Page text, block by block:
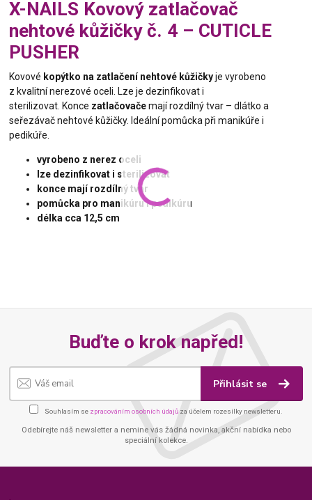
X-NAILS Kovový zatlačovač
nehtové kůžičky č. 4 – CUTICLE
PUSHER
Kovové kopýtko na zatlačení nehtové kůžičkyje vyrobeno
z kvalitní nerezové oceli. Lze je dezinfikovat i
sterilizovat. Konce zatlačovačemají rozdílný tvar – dlátko a
seřezávač nehtové kůžičky. Ideální pomůcka při manikúře i
pedikúře.
vyrobeno z nerez oceli
lze dezinfikovat i sterilizovat
konce mají rozdílný tvar
pomůcka pro manikúru i pedikúru
délka cca 12,5 cm
Buďte o krok napřed!
Přihlásit se
Souhlasím se zpracováním osobních údajů za účelem rozesílky newsletteru.
Odebírejte náš newsletter a nemine vás žádná novinka, akční nabídka nebo
speciální kolekce.